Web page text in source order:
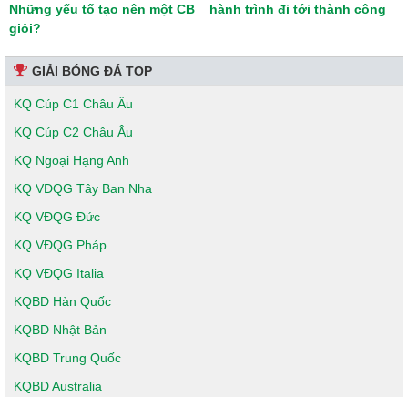
Những yếu tố tạo nên một CB
giỏi?
hành trình đi tới thành công
GIẢI BÓNG ĐÁ TOP
KQ Cúp C1 Châu Âu
KQ Cúp C2 Châu Âu
KQ Ngoại Hạng Anh
KQ VĐQG Tây Ban Nha
KQ VĐQG Đức
KQ VĐQG Pháp
KQ VĐQG Italia
KQBD Hàn Quốc
KQBD Nhật Bản
KQBD Trung Quốc
KQBD Australia